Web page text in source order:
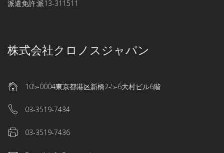
派遣免許:派13-311511
株式会社クロノスジャパン
105-0004東京都港区新橋2-5-6大村ビル6階
03-3519-7434
03-3519-7436